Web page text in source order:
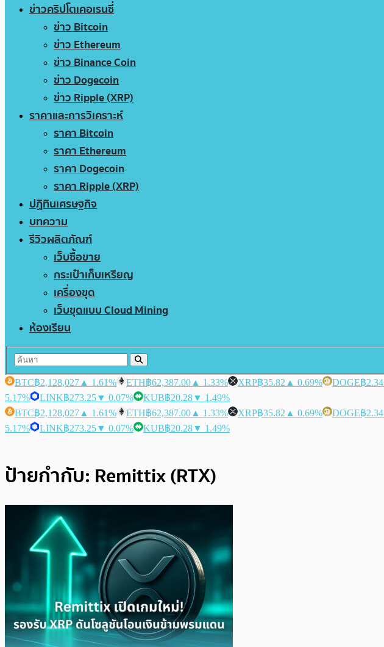
ข่าวคริปโตเคอเรนซี่
ข่าว Bitcoin
ข่าว Ethereum
ข่าว Binance Coin
ข่าว Dogecoin
ข่าว Ripple (XRP)
ราคาและการวิเคราะห์
ราคา Bitcoin
ราคา Ethereum
ราคา Dogecoin
ราคา Ripple (XRP)
ปฏิทินเศรษฐกิจ
บทความ
รีวิวผลิตภัณฑ์
เว็บซื้อขาย
กระเป๋าเก็บเหรียญ
เครื่องขุด
เว็บขุดแบบ Cloud Mining
ห้องเรียน
BTC฿2,128,027 ▲ 1.61% ETH฿62,387.00 ▲ 1.33% XRP฿35.82 ▲ 0.69% DOGE฿2.34
5.17%
LINK฿273.25▼ 0.07% KUB฿20.28▼ 1.49%
BTC฿2,128,027 ▲ 1.61% ETH฿62,387.00 ▲ 1.33% XRP฿35.82 ▲ 0.69% DOGE฿2.34
5.17%
LINK฿273.25▼ 0.07% KUB฿20.28▼ 1.49%
ป้ายกำกับ: Remittix (RTX)